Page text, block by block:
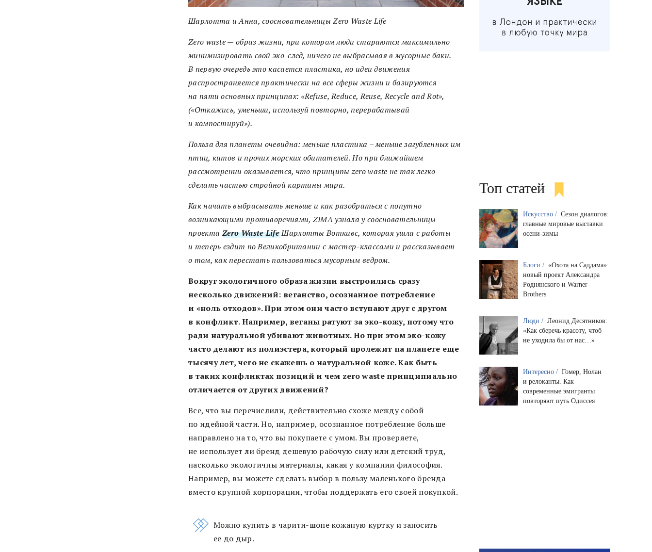
Шарлотта и Анна, соосновательницы Zero Waste Life
Zero waste — образ жизни, при котором люди стараются максимально
минимизировать свой эко-след, ничего не выбрасывая в мусорные баки.
В первую очередь это касается пластика, но идеи движения
распространяется практически на все сферы жизни и базируются
на пяти основных принципах: «Refuse, Reduce, Reuse, Recycle and Rot»,
(«Откажись, уменьши, используй повторно, перерабатывай
и компостируй»).
Польза для планеты очевидна: меньше пластика – меньше загубленных им
птиц, китов и прочих морских обитателей. Но при ближайшем
рассмотрении оказывается, что принципы zero waste не так легко
сделать частью стройной картины мира.
Как начать выбрасывать меньше и как разобраться с попутно
возникающими противоречиями, ZIMA узнала у соосновательницы
проекта Zero Waste LifeШарлотты Воткивс, которая ушла с работы
и теперь ездит по Великобритании с мастер-классами и рассказывает
о том, как перестать пользоваться мусорным ведром.
Вокруг экологичного образа жизни выстроились сразу
несколько движений: веганство, осознанное потребление
и «ноль отходов». При этом они часто вступают друг с другом
в конфликт. Например, веганы ратуют за эко-кожу, потому что
ради натуральной убивают животных. Но при этом эко-кожу
часто делают из полиэстера, который пролежит на планете еще
тысячу лет, чего не скажешь о натуральной коже. Как быть
в таких конфликтах позиций и чем zero waste принципиально
отличается от других движений?
Все, что вы перечислили, действительно схоже между собой
по идейной части. Но, например, осознанное потребление больше
направлено на то, что вы покупаете с умом. Вы проверяете,
не использует ли бренд дешевую рабочую силу или детский труд,
насколько экологичны материалы, какая у компании философия.
Например, вы можете сделать выбор в пользу маленького бренда
вместо крупной корпорации, чтобы поддержать его своей покупкой.
Можно купить в чарити-шопе кожаную куртку и заносить
ее до дыр.
Топ статей
Искусство / Сезон диалогов:
главные мировые выставки
осени-зимы
Блоги / «Охота на Саддама»:
новый проект Александра
Роднянского и Warner
Brothers
Люди / Леонид Десятников:
«Как сберечь красоту, чтоб
не уходила бы от нас…»
Интересно / Гомер, Нолан
и релоканты. Как
современные эмигранты
повторяют путь Одиссея